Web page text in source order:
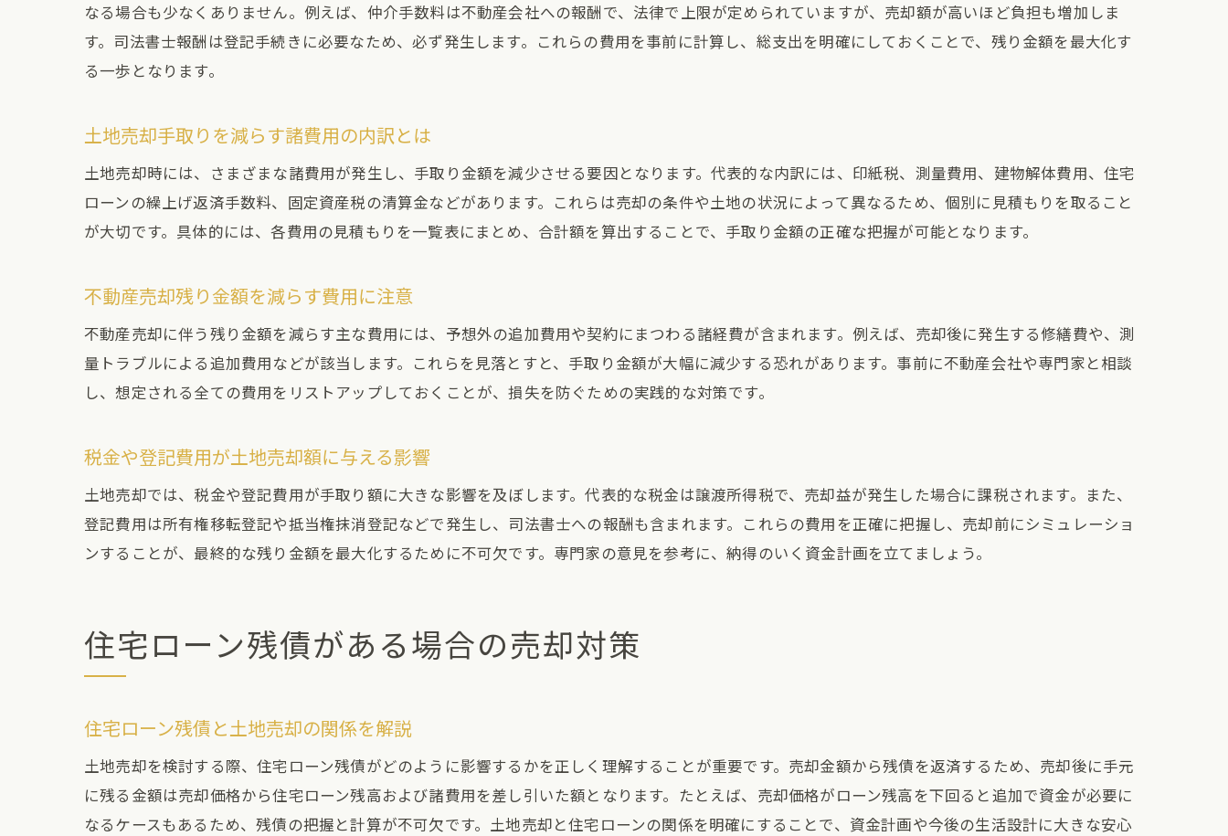
なる場合も少なくありません。例えば、仲介手数料は不動産会社への報酬で、法律で上限が定められていますが、売却額が高いほど負担も増加しま
す。司法書士報酬は登記手続きに必要なため、必ず発生します。これらの費用を事前に計算し、総支出を明確にしておくことで、残り金額を最大化す
る一歩となります。
土地売却手取りを減らす諸費用の内訳とは
土地売却時には、さまざまな諸費用が発生し、手取り金額を減少させる要因となります。代表的な内訳には、印紙税、測量費用、建物解体費用、住宅
ローンの繰上げ返済手数料、固定資産税の清算金などがあります。これらは売却の条件や土地の状況によって異なるため、個別に見積もりを取ること
が大切です。具体的には、各費用の見積もりを一覧表にまとめ、合計額を算出することで、手取り金額の正確な把握が可能となります。
不動産売却残り金額を減らす費用に注意
不動産売却に伴う残り金額を減らす主な費用には、予想外の追加費用や契約にまつわる諸経費が含まれます。例えば、売却後に発生する修繕費や、測
量トラブルによる追加費用などが該当します。これらを見落とすと、手取り金額が大幅に減少する恐れがあります。事前に不動産会社や専門家と相談
し、想定される全ての費用をリストアップしておくことが、損失を防ぐための実践的な対策です。
税金や登記費用が土地売却額に与える影響
土地売却では、税金や登記費用が手取り額に大きな影響を及ぼします。代表的な税金は譲渡所得税で、売却益が発生した場合に課税されます。また、
登記費用は所有権移転登記や抵当権抹消登記などで発生し、司法書士への報酬も含まれます。これらの費用を正確に把握し、売却前にシミュレーショ
ンすることが、最終的な残り金額を最大化するために不可欠です。専門家の意見を参考に、納得のいく資金計画を立てましょう。
住宅ローン残債がある場合の売却対策
住宅ローン残債と土地売却の関係を解説
土地売却を検討する際、住宅ローン残債がどのように影響するかを正しく理解することが重要です。売却金額から残債を返済するため、売却後に手元
に残る金額は売却価格から住宅ローン残高および諸費用を差し引いた額となります。たとえば、売却価格がローン残高を下回ると追加で資金が必要に
なるケースもあるため、残債の把握と計算が不可欠です。土地売却と住宅ローンの関係を明確にすることで、資金計画や今後の生活設計に大きな安心